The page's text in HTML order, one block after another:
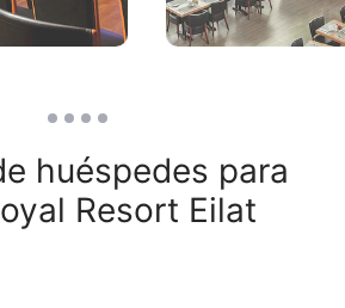
huéspedes para
Resort Eilat